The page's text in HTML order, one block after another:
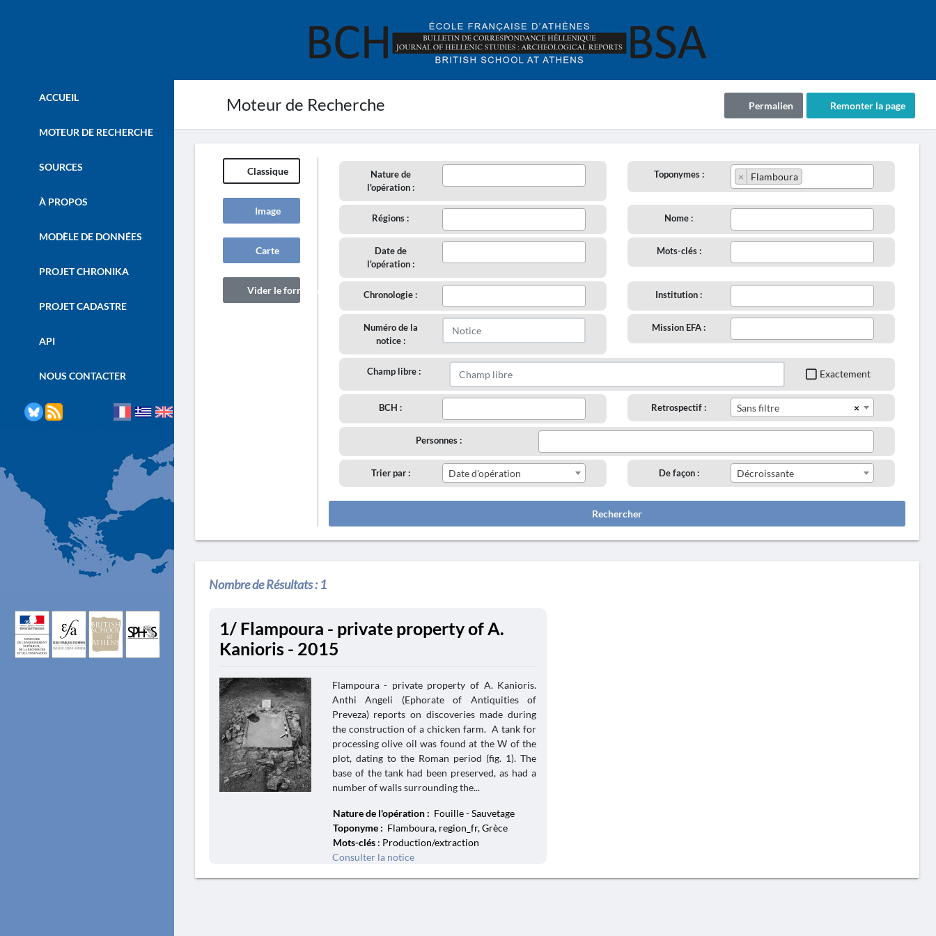
Moteur de Recherche Remonter la page
Permalien
ACCUEIL
MOTEUR DE RECHERCHE
SOURCES
À PROPOS
MODÈLE DE DONNÉES
PROJET CHRONIKA
PROJET CADASTRE
API
NOUS CONTACTER
Classique
Image
Carte
Vider le formulaire
Nature de
l'opération :
Toponymes : × Flamboura
Régions : Nome :
Date de
l'opération :
Mots-clés :
Chronologie : Institution :
Numéro de la
notice :
Mission EFA :
Champ libre : Exactement
BCH : Retrospectif : ×
Sans filtre
Personnes :
Trier par : Date d'opération De façon : Décroissante
Rechercher
Nombre de Résultats :1
1/ Flampoura - private property of A.
Kanioris - 2015
Flampoura - private property of A. Kanioris.
Anthi Angeli (Ephorate of Antiquities of
Preveza) reports on discoveries made during
the construction of a chicken farm. A tank for
processing olive oil was found at the W of the
plot, dating to the Roman period (fig. 1). The
base of the tank had been preserved, as had a
number of walls surrounding the...
Nature de l'opération : Fouille - Sauvetage
Toponyme : Flamboura, region_fr, Grèce
Mots-clés: Production/extraction
Consulter la notice